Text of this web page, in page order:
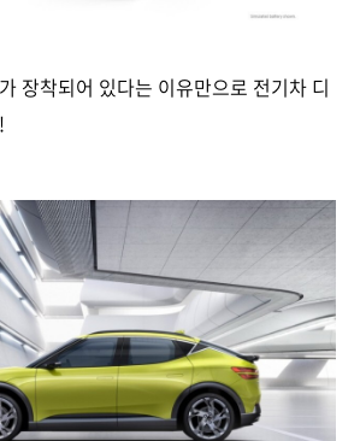
장착되어 있다는 이유만으로 전기차 디